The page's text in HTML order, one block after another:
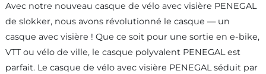
Avec notre nouveau casque de vélo avec visière PENEGAL
de slokker, nous avons révolutionné le casque — un
casque avec visière ! Que ce soit pour une sortie en e-bike,
VTT ou vélo de ville, le casque polyvalent PENEGAL est
parfait. Le casque de vélo avec visière PENEGAL séduit par